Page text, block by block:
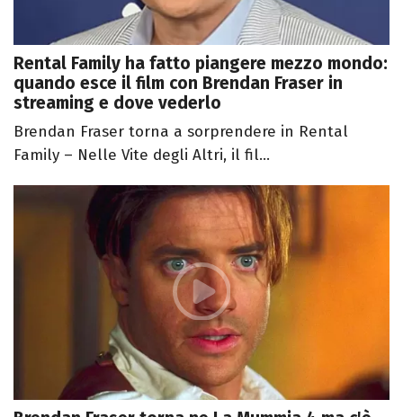
Rental Family ha fatto piangere mezzo mondo:
quando esce il film con Brendan Fraser in
streaming e dove vederlo
Brendan Fraser torna a sorprendere in Rental
Family – Nelle Vite degli Altri, il fil...